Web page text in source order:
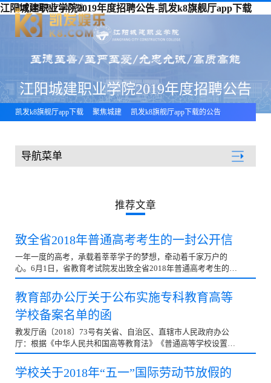
江阳城建职业学院2019年度招聘公告-凯发k8旗舰厅app下载
凯发k8旗舰厅app下载
江阳城建职业学院2019年度招聘公告
凯发k8旗舰厅app下载 聚焦城建 凯发k8旗舰厅app下载的公告
导航菜单
推荐文章
致全省2018年普通高考考生的一封公开信
一年一度的高考，承载着莘莘学子的梦想，牵动着千家万户的
心。6月1日，省教育考试院发出致全省2018年普通高考考生的一
封公开信。信中说，在高考的过程中，时有考生因不熟悉...
教育部办公厅关于公布实施专科教育高等
学校备案名单的函
教发厅函〔2018〕73号有关省、自治区、直辖市人民政府办公
厅：根据《中华人民共和国高等教育法》《普通高等学校设置暂
行条例》等有关法律法规的规定，现将省级人民政府审批...
学校关于2018年“五一”国际劳动节放假的